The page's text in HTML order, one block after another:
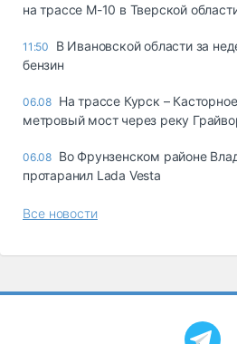
на трассе М-10 в Тверской
11:50
В Ивановской области за
бензин
06.08 На трассе Курск –
метровый мост через реку
06.08 Во Фрунзенском районе
протаранил Lada Vesta
Все новости